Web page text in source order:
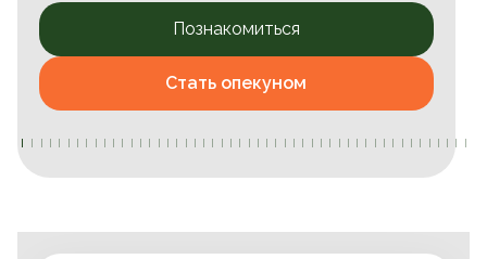
Познакомиться
Стать опекуном